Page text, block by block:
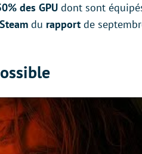
des GPU dont sont
du rapport de